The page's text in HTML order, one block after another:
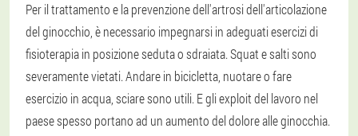
Per il trattamento e la prevenzione dell'artrosi dell'articolazione
del ginocchio, è necessario impegnarsi in adeguati esercizi di
fisioterapia in posizione seduta o sdraiata. Squat e salti sono
severamente vietati. Andare in bicicletta, nuotare o fare
esercizio in acqua, sciare sono utili. E gli exploit del lavoro nel
paese spesso portano ad un aumento del dolore alle ginocchia.